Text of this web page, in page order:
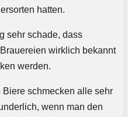
hatten.
sehr schade, dass
wirklich bekannt
werden.
schmecken alle sehr
wenn man den